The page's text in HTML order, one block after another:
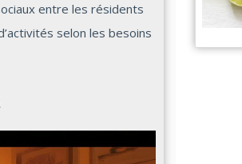
entre les résidents
selon les besoins